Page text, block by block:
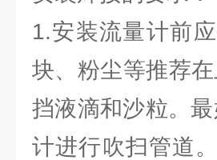
1.安装流量计前
块、粉尘等推荐
挡液滴和沙粒。
计进行吹扫管道